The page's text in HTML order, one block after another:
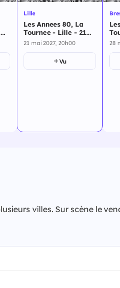
Lille
Les Annees 80, La
Tournee - Lille - 21
mai 2027
21 mai 2027, 20h00
Vu
28
villes. Sur scène le